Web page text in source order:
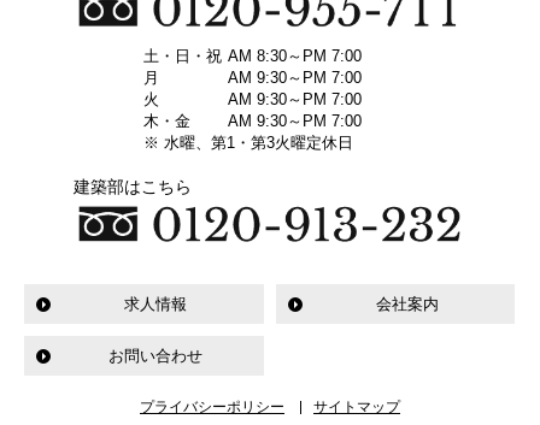
土・日・祝 AM 8:30～PM 7:00
月
AM 9:30～PM 7:00
火
AM 9:30～PM 7:00
木・金
AM 9:30～PM 7:00
※ 水曜、第1・第3火曜定休日
建築部はこちら
求人情報 会社案内
お問い合わせ
プライバシーポリシー サイトマップ